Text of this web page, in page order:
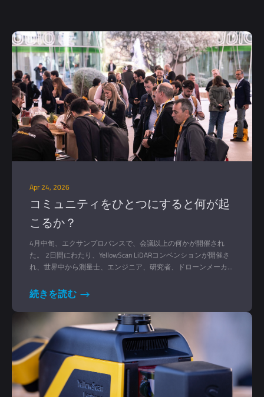
Apr 24, 2026
コミュニティをひとつにすると何が起
こるか？
4月中旬、エクサンプロバンスで、会議以上の何かが開催され
た。 2日間にわたり、YellowScan LiDARコンベンションが開催さ
れ、世界中から測量士、エンジニア、研究者、ドローンメーカ
視点、しかし、現実世界におけるLiDARという一つのものへの共
通のつながり。
続きを読む